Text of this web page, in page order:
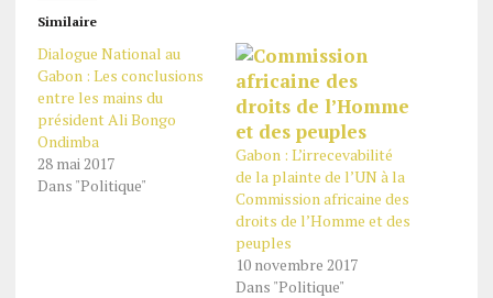
Similaire
Dialogue National au
Gabon : Les conclusions
entre les mains du
président Ali Bongo
Ondimba
28 mai 2017
Dans "Politique"
Gabon : L’irrecevabilité
de la plainte de l’UN à la
Commission africaine des
droits de l’Homme et des
peuples
10 novembre 2017
Dans "Politique"